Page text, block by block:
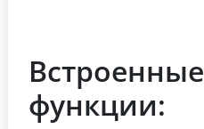
Встроенные
функции: